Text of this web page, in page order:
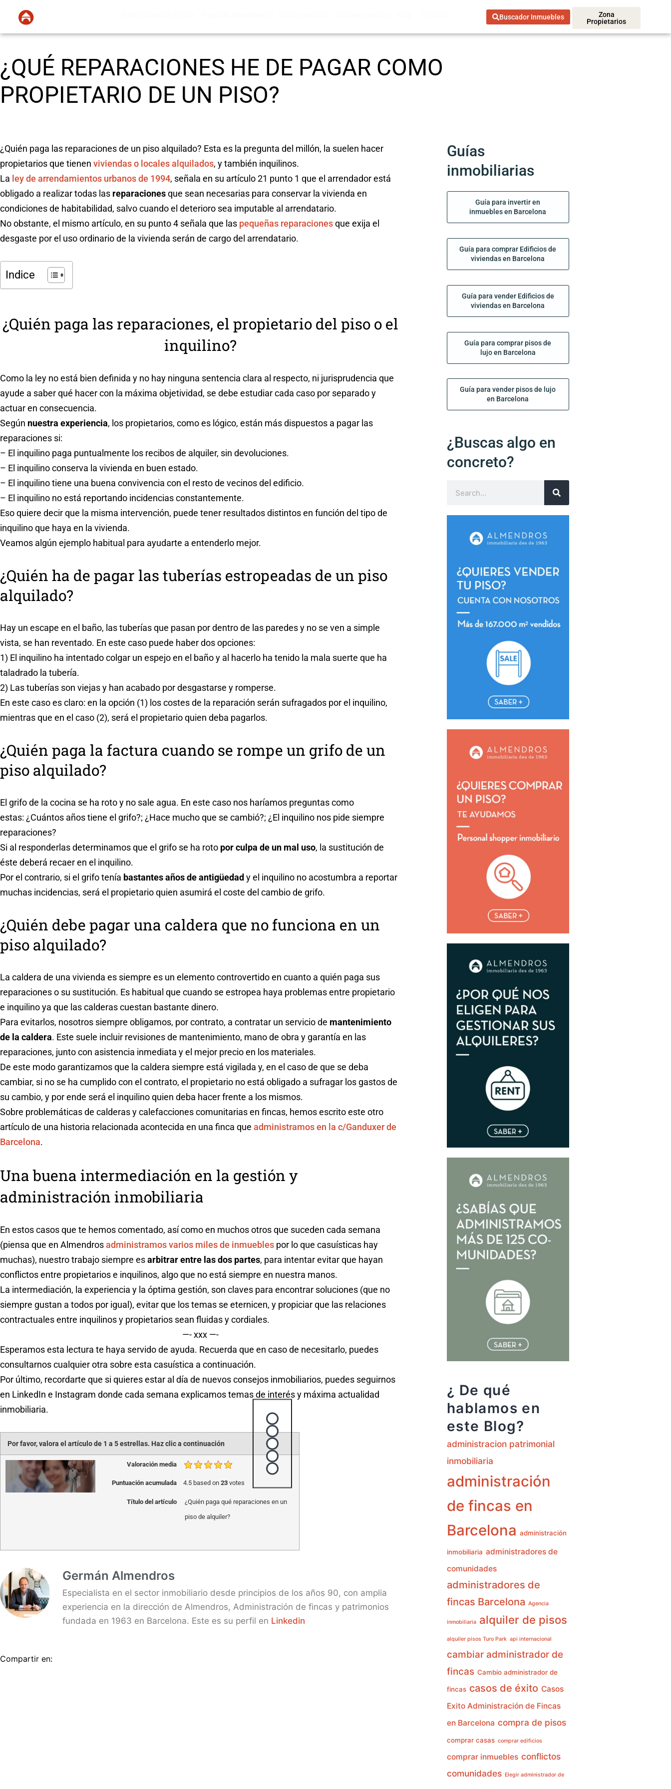
Buscador Inmuebles
Zona
Propietarios
¿QUÉ REPARACIONES HE DE PAGAR COMO
PROPIETARIO DE UN PISO?
¿Quién paga las reparaciones de un piso alquilado? Esta es la pregunta del millón, la suelen hacer
propietarios que tienen viviendas o locales alquilados, y también inquilinos.
La ley de arrendamientos urbanos de 1994, señala en su artículo 21 punto 1 que el arrendador está
obligado a realizar todas las reparacionesque sean necesarias para conservar la vivienda en
condiciones de habitabilidad, salvo cuando el deterioro sea imputable al arrendatario.
No obstante, el mismo artículo, en su punto 4 señala que las pequeñas reparacionesque exija el
desgaste por el uso ordinario de la vivienda serán de cargo del arrendatario.
Indice
¿Quién paga las reparaciones, el propietario del piso o el
inquilino?
Como la ley no está bien definida y no hay ninguna sentencia clara al respecto, ni jurisprudencia que
ayude a saber qué hacer con la máxima objetividad, se debe estudiar cada caso por separado y
actuar en consecuencia.
Según nuestra experiencia, los propietarios, como es lógico, están más dispuestos a pagar las
reparaciones si:
– El inquilino paga puntualmente los recibos de alquiler, sin devoluciones.
– El inquilino conserva la vivienda en buen estado.
– El inquilino tiene una buena convivencia con el resto de vecinos del edificio.
– El inquilino no está reportando incidencias constantemente.
Eso quiere decir que la misma intervención, puede tener resultados distintos en función del tipo de
inquilino que haya en la vivienda.
Veamos algún ejemplo habitual para ayudarte a entenderlo mejor.
¿Quién ha de pagar las tuberías estropeadas de un piso
alquilado?
Hay un escape en el baño, las tuberías que pasan por dentro de las paredes y no se ven a simple
vista, se han reventado. En este caso puede haber dos opciones:
1) El inquilino ha intentado colgar un espejo en el baño y al hacerlo ha tenido la mala suerte que ha
taladrado la tubería.
2) Las tuberías son viejas y han acabado por desgastarse y romperse.
En este caso es claro: en la opción (1) los costes de la reparación serán sufragados por el inquilino,
mientras que en el caso (2), será el propietario quien deba pagarlos.
¿Quién paga la factura cuando se rompe un grifo de un
piso alquilado?
El grifo de la cocina se ha roto y no sale agua. En este caso nos haríamos preguntas como
estas: ¿Cuántos años tiene el grifo?; ¿Hace mucho que se cambió?; ¿El inquilino nos pide siempre
reparaciones?
Si al responderlas determinamos que el grifo se ha roto por culpa de un mal uso, la sustitución de
éste deberá recaer en el inquilino.
Por el contrario, si el grifo tenía bastantes años de antigüedady el inquilino no acostumbra a reportar
muchas incidencias, será el propietario quien asumirá el coste del cambio de grifo.
¿Quién debe pagar una caldera que no funciona en un
piso alquilado?
La caldera de una vivienda es siempre es un elemento controvertido en cuanto a quién paga sus
reparaciones o su sustitución. Es habitual que cuando se estropea haya problemas entre propietario
e inquilino ya que las calderas cuestan bastante dinero.
Para evitarlos, nosotros siempre obligamos, por contrato, a contratar un servicio de mantenimiento
de la caldera. Este suele incluir revisiones de mantenimiento, mano de obra y garantía en las
reparaciones, junto con asistencia inmediata y el mejor precio en los materiales.
De este modo garantizamos que la caldera siempre está vigilada y, en el caso de que se deba
cambiar, si no se ha cumplido con el contrato, el propietario no está obligado a sufragar los gastos de
su cambio, y por ende será el inquilino quien deba hacer frente a los mismos.
Sobre problemáticas de calderas y calefacciones comunitarias en fincas, hemos escrito este otro
artículo de una historia relacionada acontecida en una finca que administramos en la c/Ganduxer de
Barcelona.
Una buena intermediación en la gestión y
administración inmobiliaria
En estos casos que te hemos comentado, así como en muchos otros que suceden cada semana
(piensa que en Almendrosadministramos varios miles de inmuebles por lo que casuísticas hay
muchas), nuestro trabajo siempre esarbitrar entre las dos partes, para intentar evitar que hayan
conflictos entre propietarios e inquilinos, algo que no está siempre en nuestra manos.
La intermediación, la experiencia y la óptima gestión, son claves para encontrar soluciones (que no
siempre gustan a todos por igual), evitar que los temas se eternicen, y propiciar que las relaciones
contractuales entre inquilinos y propietarios sean fluidas y cordiales.
—- xxx —-
Esperamos esta lectura te haya servido de ayuda. Recuerda que en caso de necesitarlo, puedes
consultarnos cualquier otra sobre esta casuística a continuación.
Por último, recordarte que si quieres estar al día de nuevos consejos inmobiliarios, puedes seguirnos
en LinkedIn e Instagram donde cada semana explicamos temas de interés y máxima actualidad
inmobiliaria.
Por favor, valora el artículo de 1 a 5 estrellas. Haz clic a continuación
Rating
1 star
2 stars
3 stars
4 stars
Valoración media
Puntuación acumulada 4.5based on 23votes
Título del artículo
¿Quién paga qué reparaciones en un
piso de alquiler?
Germán Almendros
Especialista en el sector inmobiliario desde principios de los años 90, con amplia
experiencia en la dirección de Almendros, Administración de fincas y patrimonios
fundada en 1963 en Barcelona. Este es su perfil en Linkedin
Compartir en:
Guías
inmobiliarias
Guía para invertir en
inmuebles en Barcelona
Guía para comprar Edificios de
viviendas en Barcelona
Guía para vender Edificios de
viviendas en Barcelona
Guía para comprar pisos de
lujo en Barcelona
Guía para vender pisos de lujo
en Barcelona
¿Buscas algo en
concreto?
¿ De qué
hablamos en
este Blog?
administracion patrimonial
inmobiliaria
administración
de fincas en
Barcelona administración
inmobiliaria administradores de
comunidades
administradores de
fincas Barcelona Agencia
inmobiliaria alquiler de pisos
alquiler pisos Turo Park api internacional
cambiar administrador de
fincas Cambio administrador de
fincas casos de éxito Casos
Exito Administración de Fincas
en Barcelona compra de pisos
comprar casas comprar edificios
comprar inmuebles conflictos
comunidades Elegir administrador de